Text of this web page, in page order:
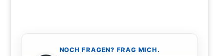
NOCH FRAGEN? FRAG MICH.